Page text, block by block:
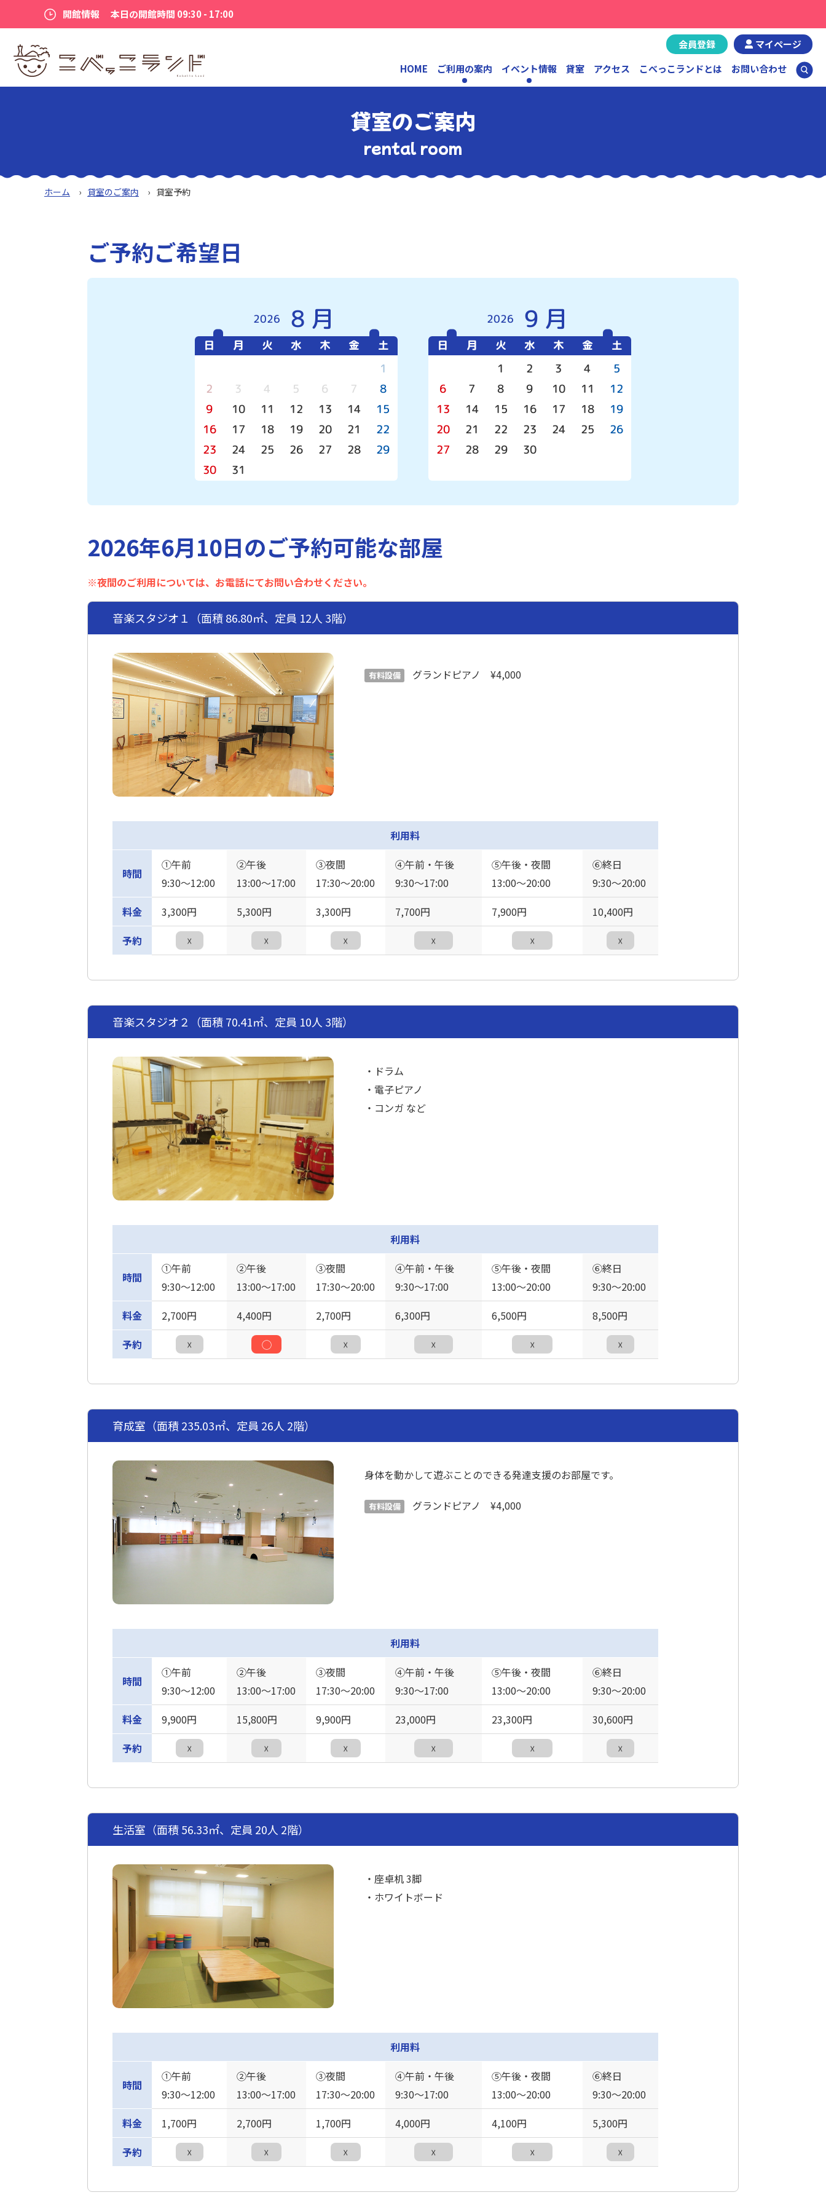
開館情報 本日の開館時間 09:30 - 17:00
会員登録
マイページ
HOME
ご利用の案内 イベント情報 貸室 アクセス こべっこランドとは お問い合わせ
貸室のご案内
rental room
ホーム 貸室のご案内 貸室予約
ご予約ご希望日
2026 8月
日 月 火 水 木 金 土
1
2
3 4 5 6 7
8
9
10 11 12 13 14
15
16
17 18 19 20 21
22
23
24 25 26 27 28
29
30
31
2026 9月
日 月 火 水 木 金 土
1 2 3 4
5
6
7 8 9 10 11
12
13
14 15 16 17 18
19
20
21 22 23 24 25
26
27
28 29 30
2026年6月10日のご予約可能な部屋
※夜間のご利用については、お電話にてお問い合わせください。
音楽スタジオ１（面積 86.80㎡、定員 12人 3階）
有料設備 グランドピアノ ¥4,000
利用料
時間
①午前
9:30〜12:00
②午後
13:00〜17:00
③夜間
17:30〜20:00
④午前・午後
9:30〜17:00
⑤午後・夜間
13:00〜20:00
⑥終日
9:30〜20:00
料金
3,300円 5,300円 3,300円 7,700円 7,900円
10,400円
予約
☓ ☓ ☓ ☓ ☓ ☓
音楽スタジオ２（面積 70.41㎡、定員 10人 3階）
・ドラム
・電子ピアノ
・コンガ など
利用料
時間
①午前
9:30〜12:00
②午後
13:00〜17:00
③夜間
17:30〜20:00
④午前・午後
9:30〜17:00
⑤午後・夜間
13:00〜20:00
⑥終日
9:30〜20:00
料金
2,700円 4,400円 2,700円 6,300円 6,500円
8,500円
予約
☓ ◯ ☓ ☓ ☓ ☓
育成室（面積 235.03㎡、定員 26人 2階）
身体を動かして遊ぶことのできる発達支援のお部屋です。
有料設備 グランドピアノ ¥4,000
利用料
時間
①午前
9:30〜12:00
②午後
13:00〜17:00
③夜間
17:30〜20:00
④午前・午後
9:30〜17:00
⑤午後・夜間
13:00〜20:00
⑥終日
9:30〜20:00
料金
9,900円 15,800円 9,900円 23,000円 23,300円
30,600円
予約
☓ ☓ ☓ ☓ ☓ ☓
生活室（面積 56.33㎡、定員 20人 2階）
・座卓机 3脚
・ホワイトボード
利用料
時間
①午前
9:30〜12:00
②午後
13:00〜17:00
③夜間
17:30〜20:00
④午前・午後
9:30〜17:00
⑤午後・夜間
13:00〜20:00
⑥終日
9:30〜20:00
料金
1,700円 2,700円 1,700円 4,000円 4,100円
5,300円
予約
☓ ☓ ☓ ☓ ☓ ☓